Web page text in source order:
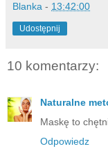
Blanka - 13:42:00
Udostępnij
10 komentarzy:
Naturalne
Maskę to
Odpowiedz